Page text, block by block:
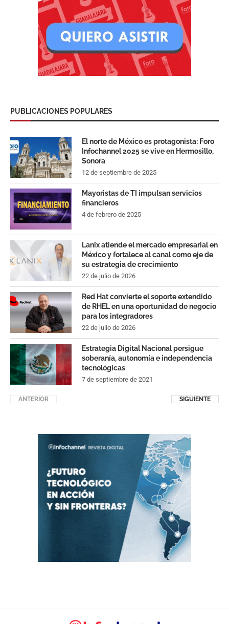
PUBLICACIONES POPULARES
El norte de México es protagonista: Foro
Infochannel 2025 se vive en Hermosillo,
Sonora
12 de septiembre de 2025
Mayoristas de TI impulsan servicios
financieros
4 de febrero de 2025
Lanix atiende el mercado empresarial en
México y fortalece al canal como eje de
su estrategia de crecimiento
22 de julio de 2026
Red Hat convierte el soporte extendido
de RHEL en una oportunidad de negocio
para los integradores
22 de julio de 2026
Estrategia Digital Nacional persigue
soberanía, autonomía e independencia
tecnológicas
7 de septiembre de 2021
ANTERIOR SIGUIENTE